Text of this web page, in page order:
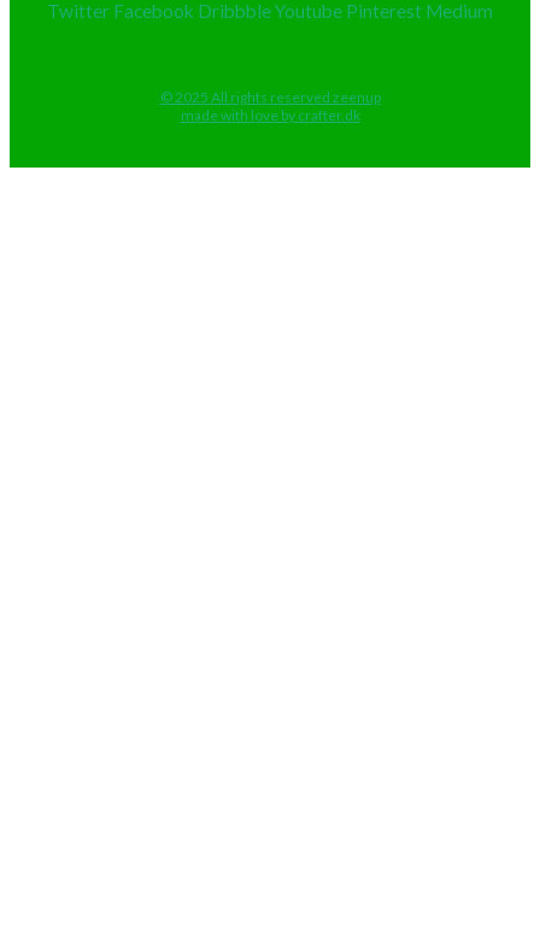
Twitter Facebook DribbbleYoutube Pinterest Medium
© 2025 All rights reserved zeenup
made with love by crafter.dk